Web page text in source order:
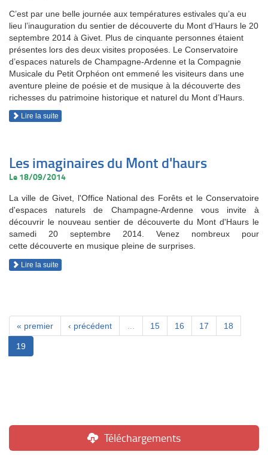
C’est par une belle journée aux températures estivales qu’a eu
lieu l’inauguration du sentier de découverte du Mont d’Haurs le 20
septembre 2014 à Givet. Plus de cinquante personnes étaient
présentes lors des deux visites proposées. Le Conservatoire
d’espaces naturels de Champagne-Ardenne et la Compagnie
Musicale du Petit Orphéon ont emmené les visiteurs dans une
aventure pleine de poésie et de musique à la découverte des
richesses du patrimoine historique et naturel du Mont d’Haurs.
Lire la suite
Les imaginaires du Mont d'haurs
Le 18/09/2014
La ville de Givet, l'Office National des Forêts et le Conservatoire
d'espaces naturels de Champagne-Ardenne vous invite à
découvrir le nouveau sentier de découverte du Mont d'Haurs le
samedi 20 septembre 2014. Venez nombreux pour
cette découverte en musique pleine de surprises.
Lire la suite
« premier ‹ précédent 15 16 17 18
19
Téléchargements